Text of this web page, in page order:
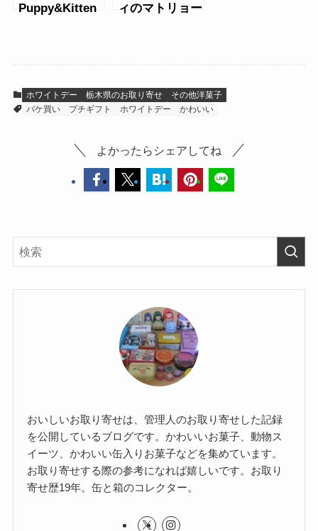
Puppy&Kitten
ィのマトリョー
ホワイトデー 栃木県のお取り寄せ
その他洋菓子
パケ買い
プチギフト ホワイトデー かわいい
よかったらシェアしてね
おいしいお取り寄せは、管理人のお取り寄せした記録
を公開しているブログです。かわいいお菓子、動物ス
イーツ、かわいい缶入りお菓子などを集めています。
お取り寄せする際の参考になれば嬉しいです。お取り
寄せ歴19年。缶と箱のコレクター。